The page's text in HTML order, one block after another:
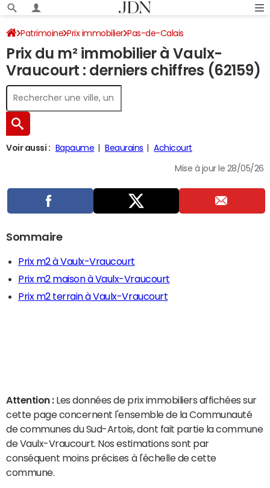
Patrimoine Prix immobilier Pas-de-Calais
Vaulx-Vraucourt
Prix du m² immobilier à Vaulx-
Vraucourt : derniers chiffres (62159)
Voir aussi : Bapaume Beaurains Achicourt
Mise à jour le 28/05/26
Sommaire
Prix m2 à Vaulx-Vraucourt
Prix m2 maison à Vaulx-Vraucourt
Prix m2 terrain à Vaulx-Vraucourt
Attention : Les données de prix immobiliers affichées sur
cette page concernent l'ensemble de la Communauté
de communes du Sud-Artois, dont fait partie la commune
de Vaulx-Vraucourt. Nos estimations sont par
conséquent moins précises à l'échelle de cette
commune.